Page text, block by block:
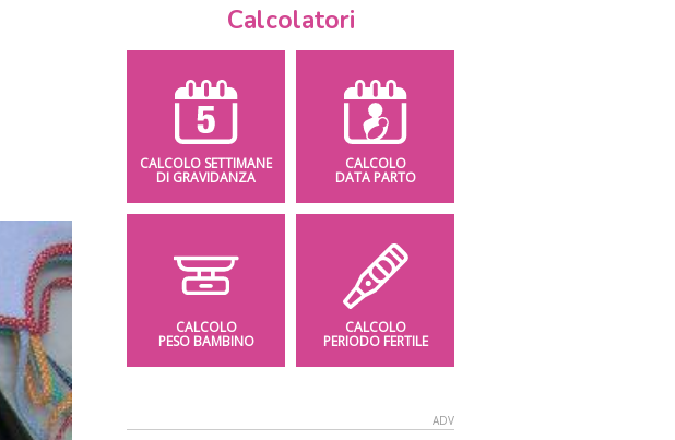
Calcolatori
CALCOLO SETTIMANE
DI GRAVIDANZA
CALCOLO
DATA PARTO
CALCOLO
PESO BAMBINO
CALCOLO
PERIODO FERTILE